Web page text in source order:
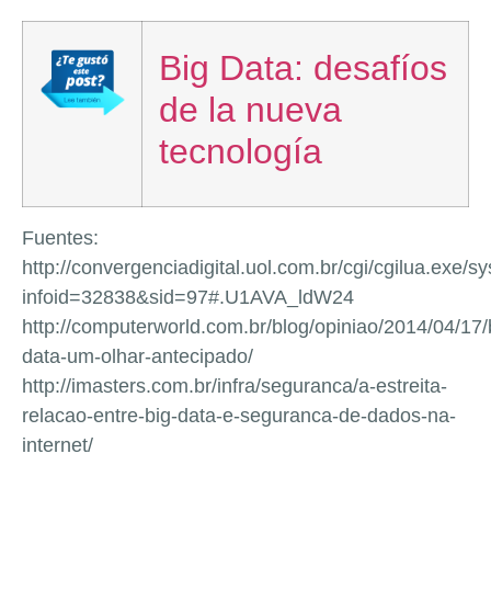
Big Data: desafíos
de la nueva
tecnología
Fuentes:
http://convergenciadigital.uol.com.br/cgi/cgilua.exe/
infoid=32838&sid=97#.U1AVA_ldW24
http://computerworld.com.br/blog/opiniao/2014/04/
data-um-olhar-antecipado/
http://imasters.com.br/infra/seguranca/a-estreita-
relacao-entre-big-data-e-seguranca-de-dados-na-
internet/